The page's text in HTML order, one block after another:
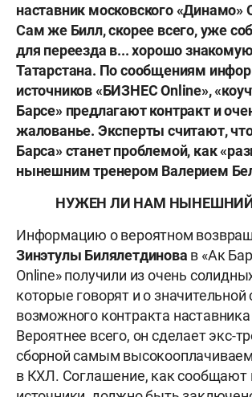
наставник московского «Динамо»
Сам же Билл, скорее всего, уже
для переезда в... хорошо
Татарстана. По сообщениям
источников «БИЗНЕС Online»,
Барсе» предлагают контракт и
жалованье. Эксперты считают,
Барса» станет проблемой, как
нынешним тренером Валерием
НУЖЕН ЛИ НАМ
Информацию о вероятном
Зинэтулы Билялетдинова в «Ак
Online» получили из очень
которые говорят и о
возможного контракта
Вероятнее всего, он сделает экс-
сборной самым
в КХЛ. Соглашение, как сообщают